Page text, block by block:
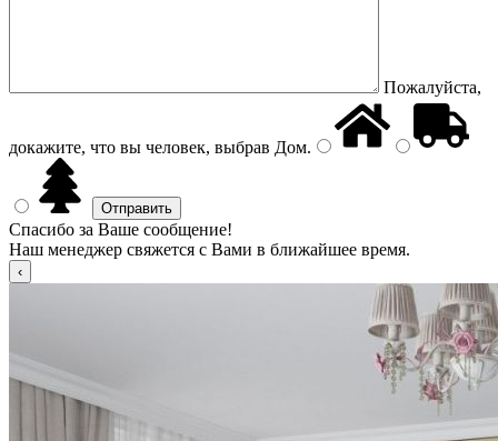
Пожалуйста,
докажите, что вы человек, выбрав Дом.
Спасибо за Ваше сообщение!
Наш менеджер свяжется с Вами в ближайшее время.